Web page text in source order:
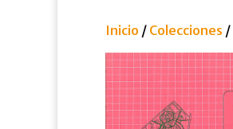
Inicio / Colecciones /